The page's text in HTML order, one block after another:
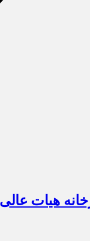
هیات